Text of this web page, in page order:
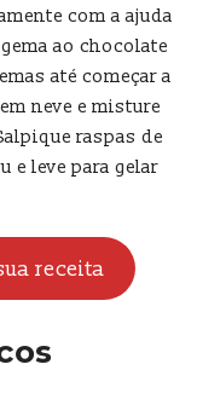
com a ajuda
ao chocolate
até começar a
neve e misture
raspas de
e leve para gelar
receita